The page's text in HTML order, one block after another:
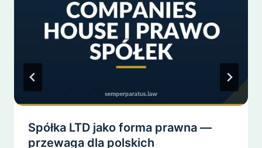
Spółka LTD jako forma prawna —
przewaga dla polskich